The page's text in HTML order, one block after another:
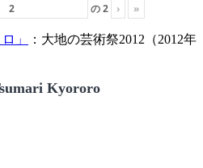
の2 › »
」
：大地の芸術祭2012（2012年
Kyororo